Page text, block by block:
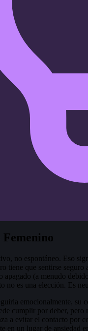
Femenino
no espontáneo. Eso
tiene que sentirse
apagado (a menudo
no es una elección. Es
emocionalmente, su
cumplir por deber,
a evitar el contacto por
un lugar de ansiedad